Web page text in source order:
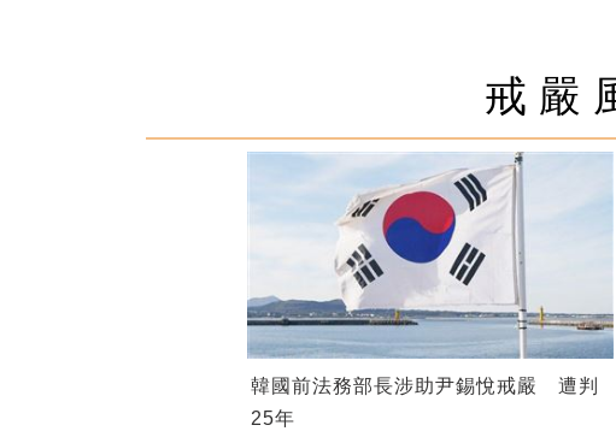
戒嚴
韓國前法務部長涉助尹錫悅戒嚴 遭判
25年